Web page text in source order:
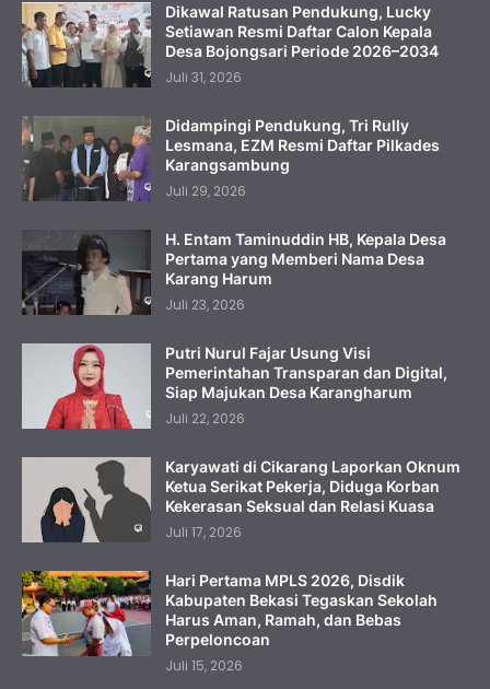
Dikawal Ratusan Pendukung, Lucky
Setiawan Resmi Daftar Calon Kepala
Desa Bojongsari Periode 2026–2034
Juli 31, 2026
Didampingi Pendukung, Tri Rully
Lesmana, EZM Resmi Daftar Pilkades
Karangsambung
Juli 29, 2026
H. Entam Taminuddin HB, Kepala Desa
Pertama yang Memberi Nama Desa
Karang Harum
Juli 23, 2026
Putri Nurul Fajar Usung Visi
Pemerintahan Transparan dan Digital,
Siap Majukan Desa Karangharum
Juli 22, 2026
Karyawati di Cikarang Laporkan Oknum
Ketua Serikat Pekerja, Diduga Korban
Kekerasan Seksual dan Relasi Kuasa
Juli 17, 2026
Hari Pertama MPLS 2026, Disdik
Kabupaten Bekasi Tegaskan Sekolah
Harus Aman, Ramah, dan Bebas
Perpeloncoan
Juli 15, 2026